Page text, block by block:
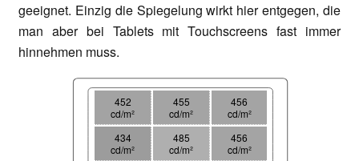
geeignet. Einzig die Spiegelung wirkt hier entgegen, die
man aber bei Tablets mit Touchscreens fast immer
hinnehmen muss.
452
cd/m²
455
cd/m²
456
cd/m²
434
cd/m²
485
cd/m²
456
cd/m²